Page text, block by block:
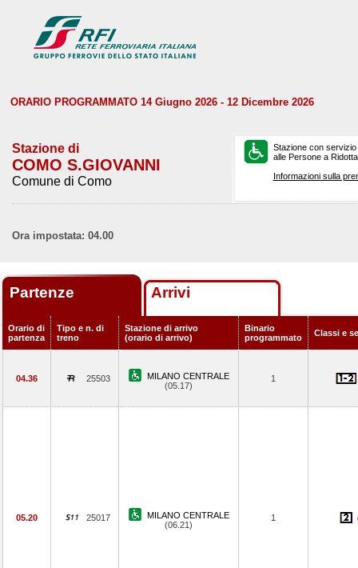
ORARIO PROGRAMMATO 14 Giugno 2026 - 12 Dicembre 2026
Stazione di
COMO S.GIOVANNI
Comune di Como
Stazione con
alle Persone a
Informazioni sulla
Ora impostata: 04.00
Partenze Arrivi
Orario di
partenza
Tipo e n. di
treno
Stazione di arrivo
(orario di arrivo)
Binario
programmato
Classi e
04.36 25503
MILANO CENTRALE
(05.17)
1
05.20 25017
MILANO CENTRALE
(06.21)
1